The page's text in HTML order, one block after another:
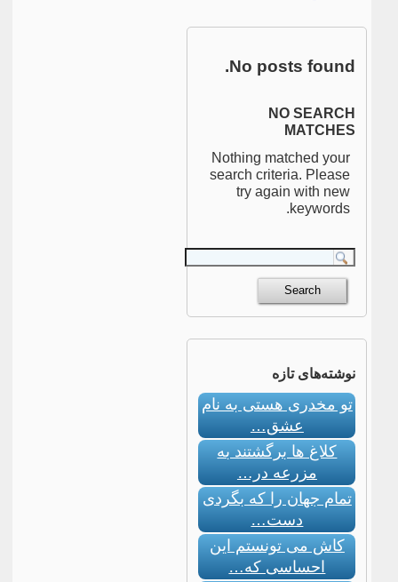
No posts found.
NO SEARCH
MATCHES
Nothing matched your
search criteria. Please
try again with new
keywords.
نوشته‌های تازه
تو مخدری هستی به نام
عشق…
کلاغ ها برگشتند به
مزرعه در…
تمام جهان را که بگردی
دست…
کاش می تونستم این
احساسی که…